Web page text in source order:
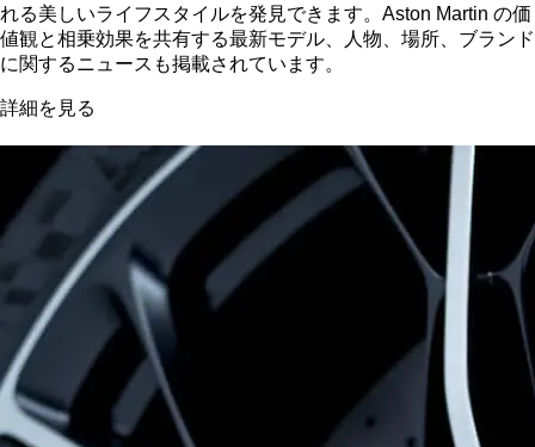
れる美しいライフスタイルを発見できます。Aston Martin の価
値観と相乗効果を共有する最新モデル、人物、場所、ブランド
に関するニュースも掲載されています。
詳細を見る